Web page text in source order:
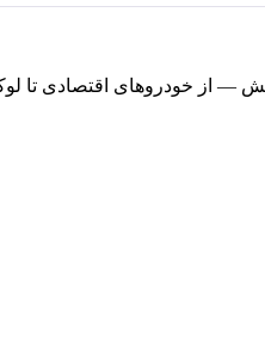
— از خودروهای اقتصادی تا